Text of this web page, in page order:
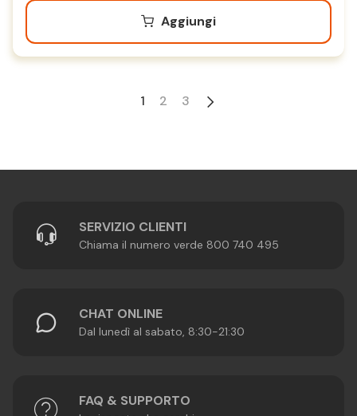
Aggiungi
1 2 3
SERVIZIO CLIENTI
Chiama il numero verde 800 740 495
CHAT ONLINE
Dal lunedì al sabato, 8:30-21:30
FAQ & SUPPORTO